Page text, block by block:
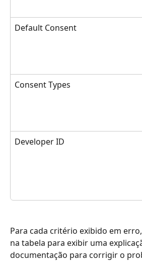
Default Consent
Consent Types
Developer ID
Para cada critério exibido em
na tabela para exibir uma
documentação para corrigir o